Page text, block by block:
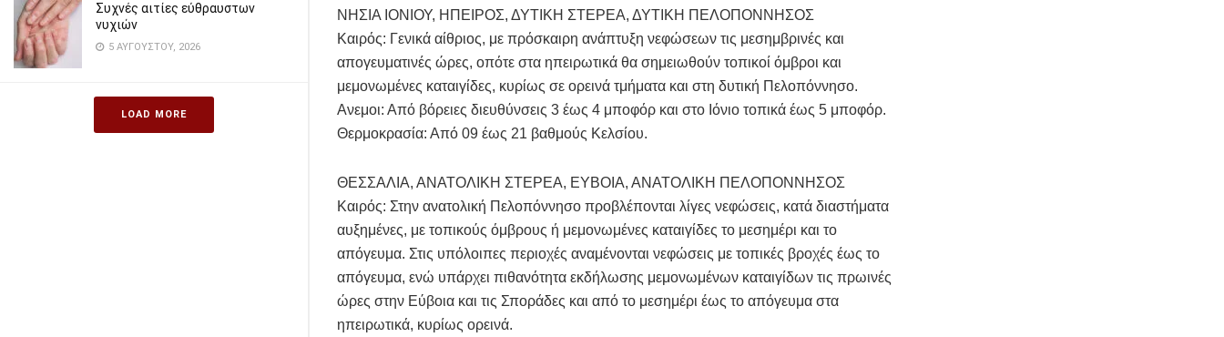
Συχνές αιτίες εύθραυστων
νυχιών
5 ΑΥΓΟΎΣΤΟΥ, 2026
LOAD MORE
ΝΗΣΙΑ ΙΟΝΙΟΥ, ΗΠΕΙΡΟΣ, ΔΥΤΙΚΗ ΣΤΕΡΕΑ, ΔΥΤΙΚΗ ΠΕΛΟΠΟΝΝΗΣΟΣ
Καιρός: Γενικά αίθριος, με πρόσκαιρη ανάπτυξη νεφώσεων τις μεσημβρινές και
απογευματινές ώρες, οπότε στα ηπειρωτικά θα σημειωθούν τοπικοί όμβροι και
μεμονωμένες καταιγίδες, κυρίως σε ορεινά τμήματα και στη δυτική Πελοπόννησο.
Ανεμοι: Από βόρειες διευθύνσεις 3 έως 4 μποφόρ και στο Ιόνιο τοπικά έως 5 μποφόρ.
Θερμοκρασία: Από 09 έως 21 βαθμούς Κελσίου.
ΘΕΣΣΑΛΙΑ, ΑΝΑΤΟΛΙΚΗ ΣΤΕΡΕΑ, ΕΥΒΟΙΑ, ΑΝΑΤΟΛΙΚΗ ΠΕΛΟΠΟΝΝΗΣΟΣ
Καιρός: Στην ανατολική Πελοπόννησο προβλέπονται λίγες νεφώσεις, κατά διαστήματα
αυξημένες, με τοπικούς όμβρους ή μεμονωμένες καταιγίδες το μεσημέρι και το
απόγευμα. Στις υπόλοιπες περιοχές αναμένονται νεφώσεις με τοπικές βροχές έως το
απόγευμα, ενώ υπάρχει πιθανότητα εκδήλωσης μεμονωμένων καταιγίδων τις πρωινές
ώρες στην Εύβοια και τις Σποράδες και από το μεσημέρι έως το απόγευμα στα
ηπειρωτικά, κυρίως ορεινά.